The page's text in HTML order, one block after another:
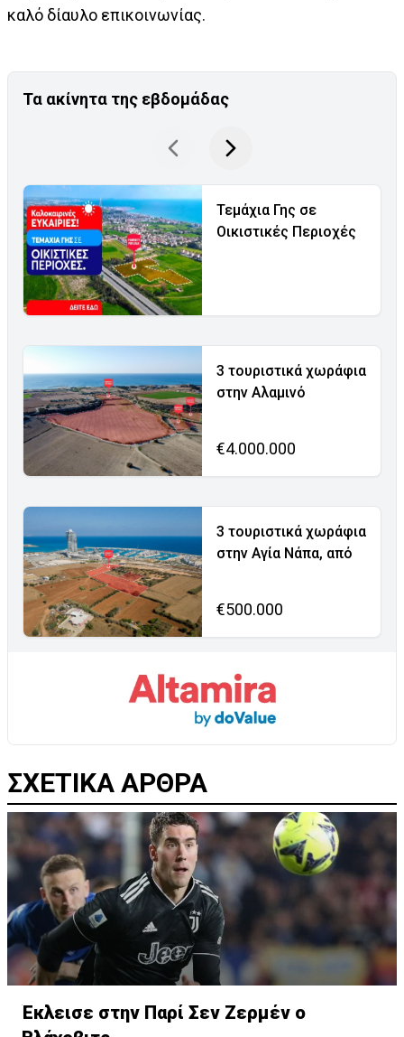
καλό δίαυλο επικοινωνίας.
Τα ακίνητα της εβδομάδας
Τεμάχια Γης σε
Οικιστικές Περιοχές
3 τουριστικά χωράφια
στην Αλαμινό
€4.000.000
3 τουριστικά χωράφια
στην Αγία Νάπα, από
€500.000
ΣΧΕΤΙΚΑ ΑΡΘΡΑ
Έκλεισε στην Παρί Σεν Ζερμέν ο